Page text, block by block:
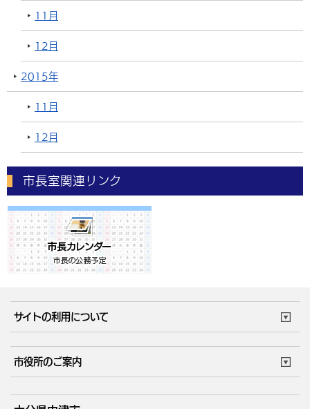
11月
12月
2015年
11月
12月
市長室関連リンク
サイトの利用について
市役所のご案内
庁舎地図 組織案内